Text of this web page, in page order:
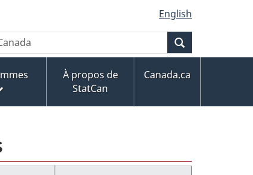
English
À propos de
StatCan
Canada.ca